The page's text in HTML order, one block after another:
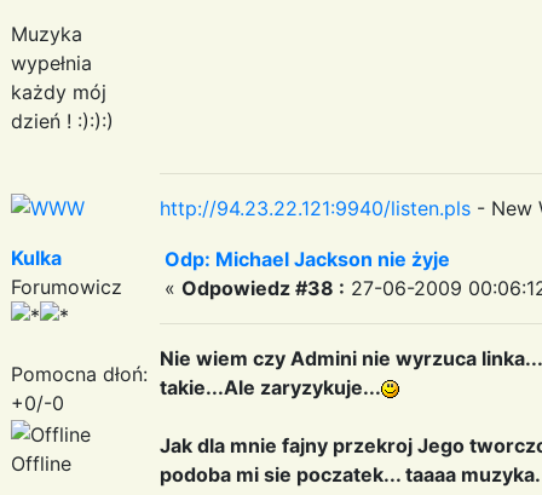
Muzyka
wypełnia
każdy mój
dzień ! :):):)
http://94.23.22.121:9940/listen.pls - New
Kulka
Forumowicz
Pomocna dłoń:
+0/-0
Offline
Odp: Michael Jackson nie żyje
« Odpowiedz #38 : 27-06-2009
Nie wiem czy Admini nie wyrzuca
takie...Ale zaryzykuje...
Jak dla mnie fajny przekroj Jego
podoba mi sie poczatek... taaaa